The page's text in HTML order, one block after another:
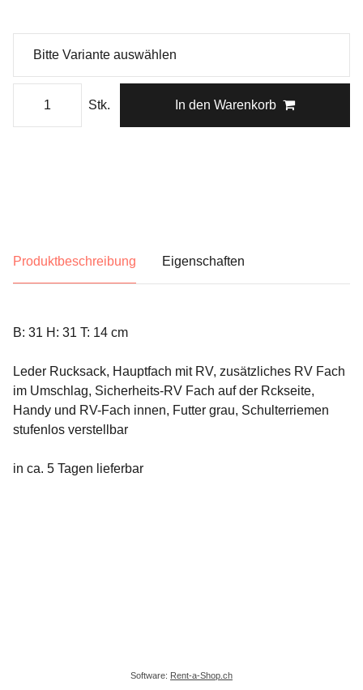
Stk. In den Warenkorb
Produktbeschreibung Eigenschaften
B: 31 H: 31 T: 14 cm
Leder Rucksack, Hauptfach mit RV, zusätzliches RV Fach
im Umschlag, Sicherheits-RV Fach auf der Rckseite,
Handy und RV-Fach innen, Futter grau, Schulterriemen
stufenlos verstellbar
in ca. 5 Tagen lieferbar
Software: Rent-a-Shop.ch